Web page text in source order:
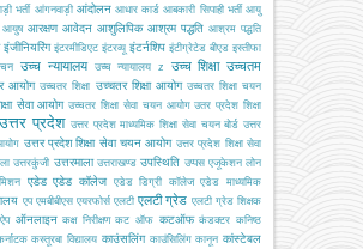
भर्ती आंगनवाड़ी आंदोलन आधार कार्ड आबकारी सिपाही भर्ती आयु
आयुष आरक्षण आवेदन आशुलिपिक आश्रम पद्धति आश्रम पद्धति
इंजीनियरिंग इंटरमीडिएट इंटरव्यू इंटर्नशिप इंटीग्रेटेड बीएड इस्तीफा
उच्च न्यायालय उच्च न्यायालय z उच्च शिक्षा उच्चतम
आयोग उच्चतर शिक्षा उच्चतर शिक्षा आयोग उच्चतर शिक्षा चयन
सेवा आयोग उच्चतर शिक्षा सेवा चयन आयोग उतर प्रदेश शिक्षा
उत्तर प्रदेश उत्तर प्रदेश माध्यमिक शिक्षा सेवा चयन बोर्ड उत्तर
उत्तर प्रदेश शिक्षा सेवा चयन आयोग उत्तर प्रदेश शिक्षा सेवा
उत्तरकुंजी उत्तरमाला उत्तराखण्ड उपस्थिति उप्पस एजूकेशन लोन
एडेड एडेड कॉलेज एडेड डिग्री कॉलेज एडेड माध्यमिक
एप एमबीबीएस एयरफोर्स एलटी एलटी ग्रेड एलटी ग्रेड शिक्षक
ऐप ऑनलाइन कक्ष निरीक्षण कट ऑफ कटऑफ कंडक्टर कनिष्ठ
कस्तूरबा विद्यालय काउंसलिंग काउंसिलिंग कानून कांस्टेबल